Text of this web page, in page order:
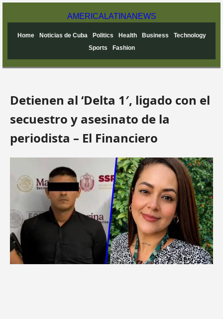
AMERICA LATINANEWS
Home Noticias de Cuba Politics Health Business
Technology
Sports
Fashion
Detienen al ‘Delta 1′, ligado con el
secuestro y asesinato de la
periodista – El Financiero